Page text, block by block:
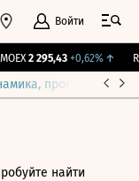
Войти
2 295,43 +0,62%↑
прогнозы
найти